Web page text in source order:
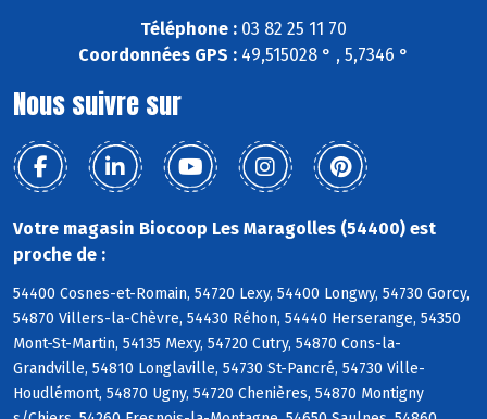
Téléphone : 03 82 25 11 70
Coordonnées GPS : 49,515028 ° , 5,7346 °
Nous suivre sur
Votre magasin Biocoop Les Maragolles (54400) est
proche de :
54400 Cosnes-et-Romain, 54720 Lexy, 54400 Longwy, 54730 Gorcy,
54870 Villers-la-Chèvre, 54430 Réhon, 54440 Herserange, 54350
Mont-St-Martin, 54135 Mexy, 54720 Cutry, 54870 Cons-la-
Grandville, 54810 Longlaville, 54730 St-Pancré, 54730 Ville-
Houdlémont, 54870 Ugny, 54720 Chenières, 54870 Montigny